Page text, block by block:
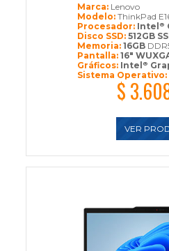
$
VER
Marca: Lenovo
Modelo: ThinkPad
Procesador: Intel ®
Disco SSD: 512GB
Memoria: 16GB
Pantalla: 16"
Gráficos: Intel ®
Sistema Operativo: